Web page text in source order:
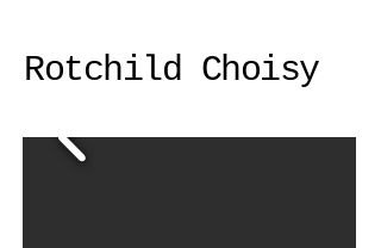
Rotchild Choisy